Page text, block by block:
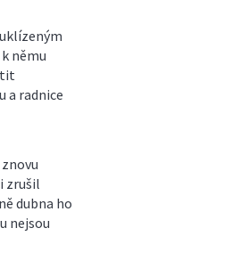
němu
a radnice
zrušil
dubna ho
nejsou